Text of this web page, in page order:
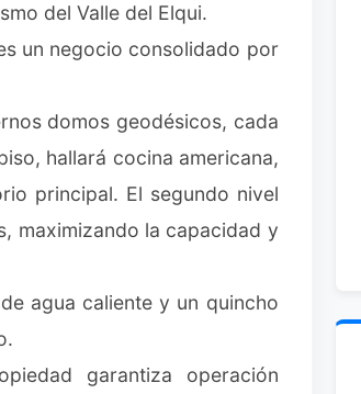
del Valle del Elqui.
un negocio consolidado por
domos geodésicos, cada
hallará cocina americana,
principal. El segundo nivel
maximizando la capacidad y
agua caliente y un quincho
garantiza operación